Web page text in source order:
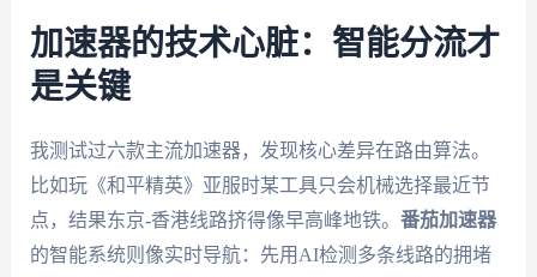
加速器的技术心脏：智能分流才
是关键
我测试过六款主流加速器，发现核心差异在路由算法。
比如玩《和平精英》亚服时某工具只会机械选择最近节
点，结果东京-香港线路挤得像早高峰地铁。 番茄加速器
的智能系统则像实时导航：先用AI检测多条线路的拥堵